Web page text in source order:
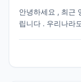
안녕하세요 , 최근
립니다 . 우리나라
화 된다고 합니다
face coverin...